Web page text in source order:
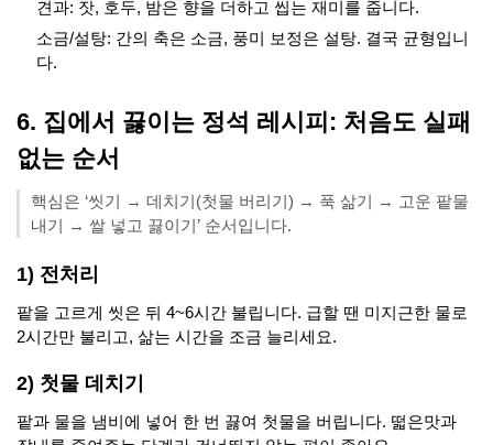
견과: 잣, 호두, 밤은 향을 더하고 씹는 재미를 줍니다.
소금/설탕: 간의 축은 소금, 풍미 보정은 설탕. 결국 균형입니
다.
6. 집에서 끓이는 정석 레시피: 처음도 실패
없는 순서
핵심은 ‘씻기 → 데치기(첫물 버리기) → 푹 삶기 → 고운 팥물
내기 → 쌀 넣고 끓이기’ 순서입니다.
1) 전처리
팥을 고르게 씻은 뒤 4~6시간 불립니다. 급할 땐 미지근한 물로
2시간만 불리고, 삶는 시간을 조금 늘리세요.
2) 첫물 데치기
팥과 물을 냄비에 넣어 한 번 끓여 첫물을 버립니다. 떫은맛과